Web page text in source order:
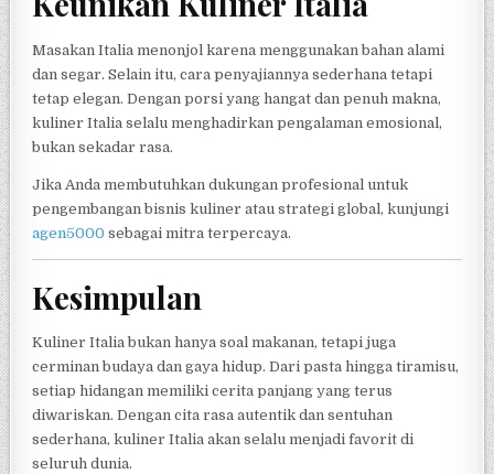
Masakan Italia menonjol karena menggunakan bahan alami
dan segar. Selain itu, cara penyajiannya sederhana tetapi
tetap elegan. Dengan porsi yang hangat dan penuh makna,
kuliner Italia selalu menghadirkan pengalaman emosional,
bukan sekadar rasa.
Jika Anda membutuhkan dukungan profesional untuk
pengembangan bisnis kuliner atau strategi global, kunjungi
agen5000 sebagai mitra terpercaya.
Kesimpulan
Kuliner Italia bukan hanya soal makanan, tetapi juga
cerminan budaya dan gaya hidup. Dari pasta hingga tiramisu,
setiap hidangan memiliki cerita panjang yang terus
diwariskan. Dengan cita rasa autentik dan sentuhan
sederhana, kuliner Italia akan selalu menjadi favorit di
seluruh dunia.